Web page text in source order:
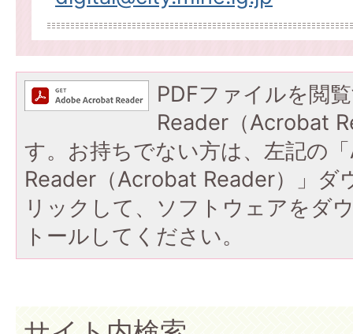
PDFファイルを閲
Reader（Acrobat
す。お持ちでない方は、左記の
Reader（Acrobat Reader）」ダ
リックして、ソフトウェアをダ
トールしてください。